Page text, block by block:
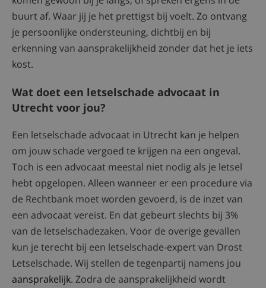
buurt af. Waar jij je het prettigst bij voelt. Zo ontvang
je persoonlijke ondersteuning, dichtbij en bij
erkenning van aansprakelijkheid zonder dat het je iets
kost.
Wat doet een letselschade advocaat in
Utrecht voor jou?
Een letselschade advocaat in Utrecht kan je helpen
om jouw schade vergoed te krijgen na een ongeval.
Toch is een advocaat meestal niet nodig als je letsel
hebt opgelopen. Alleen wanneer er een procedure via
de Rechtbank moet worden gevoerd, is de inzet van
een advocaat vereist. En dat gebeurt slechts bij 3%
van de letselschadezaken. Voor de overige gevallen
kun je terecht bij een letselschade-expert van Drost
Letselschade. Wij stellen de tegenpartij namens jou
aansprakelijk. Zodra de aansprakelijkheid wordt